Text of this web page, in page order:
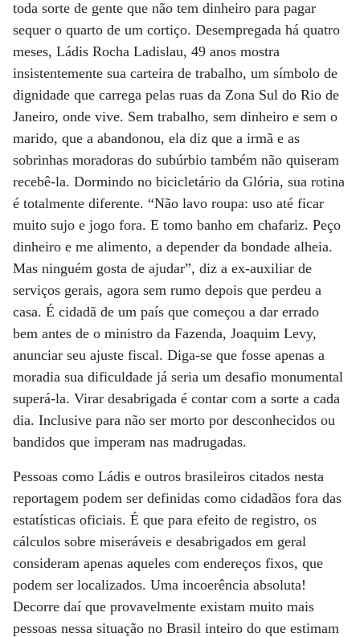
toda sorte de gente que não tem dinheiro para pagar
sequer o quarto de um cortiço. Desempregada há quatro
meses, Ládis Rocha Ladislau, 49 anos mostra
insistentemente sua carteira de trabalho, um símbolo de
dignidade que carrega pelas ruas da Zona Sul do Rio de
Janeiro, onde vive. Sem trabalho, sem dinheiro e sem o
marido, que a abandonou, ela diz que a irmã e as
sobrinhas moradoras do subúrbio também não quiseram
recebê-la. Dormindo no bicicletário da Glória, sua rotina
é totalmente diferente. “Não lavo roupa: uso até ficar
muito sujo e jogo fora. E tomo banho em chafariz. Peço
dinheiro e me alimento, a depender da bondade alheia.
Mas ninguém gosta de ajudar”, diz a ex-auxiliar de
serviços gerais, agora sem rumo depois que perdeu a
casa. É cidadã de um país que começou a dar errado
bem antes de o ministro da Fazenda, Joaquim Levy,
anunciar seu ajuste fiscal. Diga-se que fosse apenas a
moradia sua dificuldade já seria um desafio monumental
superá-la. Virar desabrigada é contar com a sorte a cada
dia. Inclusive para não ser morto por desconhecidos ou
bandidos que imperam nas madrugadas.
Pessoas como Ládis e outros brasileiros citados nesta
reportagem podem ser definidas como cidadãos fora das
estatísticas oficiais. É que para efeito de registro, os
cálculos sobre miseráveis e desabrigados em geral
consideram apenas aqueles com endereços fixos, que
podem ser localizados. Uma incoerência absoluta!
Decorre daí que provavelmente existam muito mais
pessoas nessa situação no Brasil inteiro do que estimam